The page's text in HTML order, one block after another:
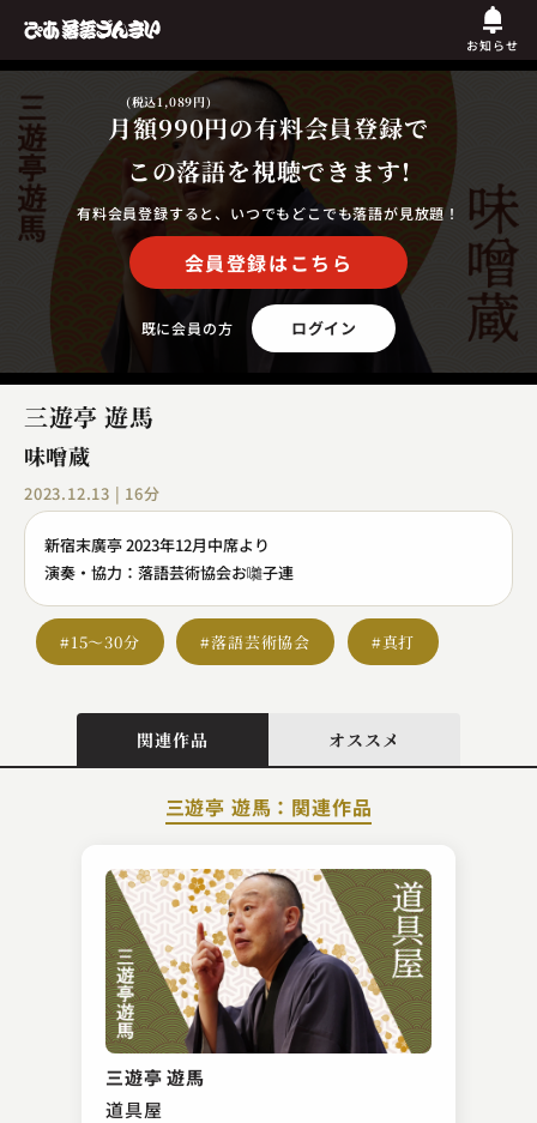
お知らせ
月額990円
(税込1,089円)
の有料会員登録で
この落語を視聴できます!
有料会員登録すると、いつでもどこでも落語が見放題！
会員登録はこちら
既に会員の方 ログイン
三遊亭 遊馬
味噌蔵
2023.12.13 | 16分
新宿末廣亭 2023年12月中席より
演奏・協力：落語芸術協会お囃子連
#15～30分 #落語芸術協会 #真打
関連作品 オススメ
三遊亭 遊馬：関連作品
三遊亭 遊馬
道具屋
昔昔亭 桃之助
厩火事
2023.11.07 | 17分